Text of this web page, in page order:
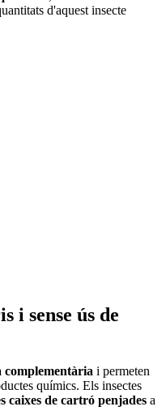
d'aquest insecte
i sense ús de
complementària i permeten
químics. Els insectes
caixes de cartró penjades a